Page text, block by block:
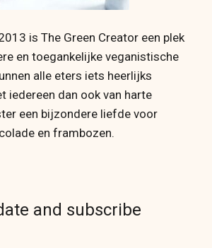
is The Green Creator een plek
en toegankelijke veganistische
alle eters iets heerlijks
iedereen dan ook van harte
een bijzondere liefde voor
en frambozen.
and subscribe